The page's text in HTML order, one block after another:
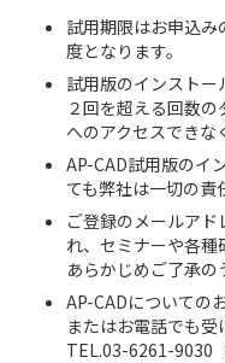
試用期限はお申込
度となります。
試用版のインストー
２回を超える回数
へのアクセスできな
AP-CAD試用版のイ
ても弊社は一切の責
ご登録のメールア
れ、セミナーや各種
あらかじめご了承の
AP-CADについての
またはお電話でも受
TEL.03-6261-9030